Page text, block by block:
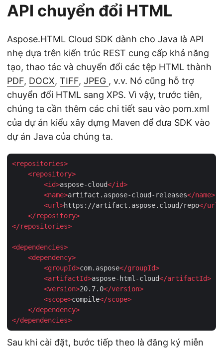
API chuyển đổi HTML
Aspose.HTML Cloud SDK dành cho Java là API
nhẹ dựa trên kiến trúc REST cung cấp khả năng
tạo, thao tác và chuyển đổi các tệp HTML thành
PDF, DOCX, TIFF, JPEG , v.v. Nó cũng hỗ trợ
chuyển đổi HTML sang XPS. Vì vậy, trước tiên,
chúng ta cần thêm các chi tiết sau vào pom.xml
của dự án kiểu xây dựng Maven để đưa SDK vào
dự án Java của chúng ta.
<repositories>
<repository>
<id>aspose-cloud</id>
<name>artifact.aspose-cloud-releases</name>
<url>https://artifact.aspose.cloud/repo</url
</repository>
</repositories>
<dependencies>
<dependency>
<groupId>com.aspose</groupId>
<artifactId>aspose-html-cloud</artifactId>
<version>20.7.0</version>
<scope>compile</scope>
</dependency>
</dependencies>
Sau khi cài đặt, bước tiếp theo là đăng ký miễn